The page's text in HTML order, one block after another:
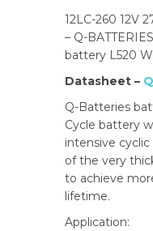
12LC-260 12V
– Q-
battery L520
Datasheet –
Q-Batteries
Cycle battery
intensive
of the very
to achieve
lifetime.
Application: